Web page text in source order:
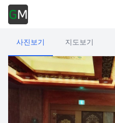
사진보기 지도보기